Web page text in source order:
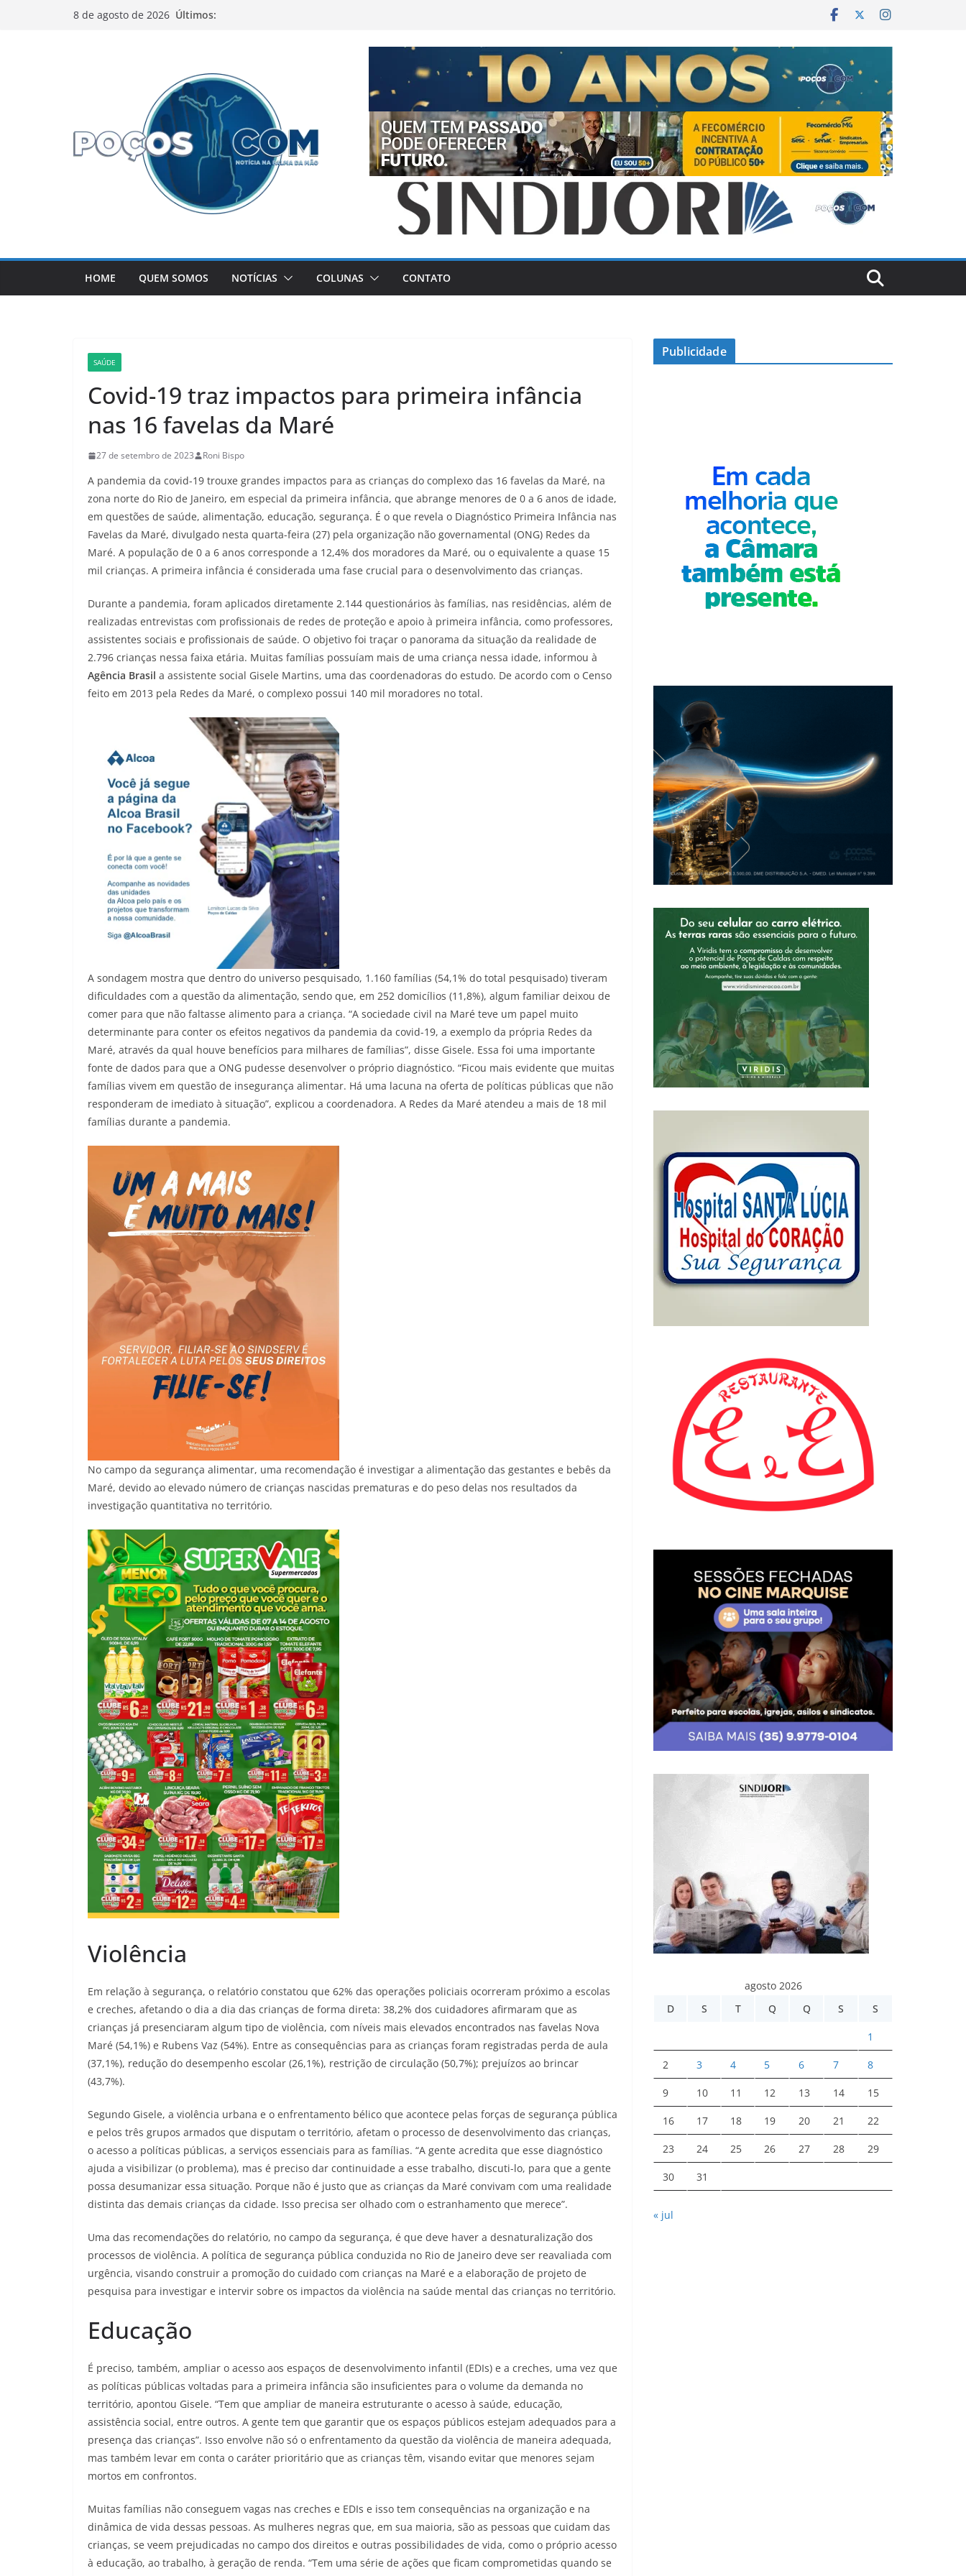
8 de agosto de 2026 Últimos:
HOME QUEM SOMOS NOTÍCIAS COLUNAS CONTATO
SAÚDE
Covid-19 traz impactos para primeira infância
nas 16 favelas da Maré
27 de setembro de 2023 Roni Bispo
A pandemia da covid-19 trouxe grandes impactos para as crianças do complexo das 16 favelas da Maré, na
zona norte do Rio de Janeiro, em especial da primeira infância, que abrange menores de 0 a 6 anos de idade,
em questões de saúde, alimentação, educação, segurança. É o que revela o Diagnóstico Primeira Infância nas
Favelas da Maré, divulgado nesta quarta-feira (27) pela organização não governamental (ONG) Redes da
Maré. A população de 0 a 6 anos corresponde a 12,4% dos moradores da Maré, ou o equivalente a quase 15
mil crianças. A primeira infância é considerada uma fase crucial para o desenvolvimento das crianças.
Durante a pandemia, foram aplicados diretamente 2.144 questionários às famílias, nas residências, além de
realizadas entrevistas com profissionais de redes de proteção e apoio à primeira infância, como professores,
assistentes sociais e profissionais de saúde. O objetivo foi traçar o panorama da situação da realidade de
2.796 crianças nessa faixa etária. Muitas famílias possuíam mais de uma criança nessa idade, informou à
Agência Brasil a assistente social Gisele Martins, uma das coordenadoras do estudo. De acordo com o Censo
feito em 2013 pela Redes da Maré, o complexo possui 140 mil moradores no total.
A sondagem mostra que dentro do universo pesquisado, 1.160 famílias (54,1% do total pesquisado) tiveram
dificuldades com a questão da alimentação, sendo que, em 252 domicílios (11,8%), algum familiar deixou de
comer para que não faltasse alimento para a criança. “A sociedade civil na Maré teve um papel muito
determinante para conter os efeitos negativos da pandemia da covid-19, a exemplo da própria Redes da
Maré, através da qual houve benefícios para milhares de famílias”, disse Gisele. Essa foi uma importante
fonte de dados para que a ONG pudesse desenvolver o próprio diagnóstico. “Ficou mais evidente que muitas
famílias vivem em questão de insegurança alimentar. Há uma lacuna na oferta de políticas públicas que não
responderam de imediato à situação”, explicou a coordenadora. A Redes da Maré atendeu a mais de 18 mil
famílias durante a pandemia.
No campo da segurança alimentar, uma recomendação é investigar a alimentação das gestantes e bebês da
Maré, devido ao elevado número de crianças nascidas prematuras e do peso delas nos resultados da
investigação quantitativa no território.
Violência
Em relação à segurança, o relatório constatou que 62% das operações policiais ocorreram próximo a escolas
e creches, afetando o dia a dia das crianças de forma direta: 38,2% dos cuidadores afirmaram que as
crianças já presenciaram algum tipo de violência, com níveis mais elevados encontrados nas favelas Nova
Maré (54,1%) e Rubens Vaz (54%). Entre as consequências para as crianças foram registradas perda de aula
(37,1%), redução do desempenho escolar (26,1%), restrição de circulação (50,7%); prejuízos ao brincar
(43,7%).
Segundo Gisele, a violência urbana e o enfrentamento bélico que acontece pelas forças de segurança pública
e pelos três grupos armados que disputam o território, afetam o processo de desenvolvimento das crianças,
o acesso a políticas públicas, a serviços essenciais para as famílias. “A gente acredita que esse diagnóstico
ajuda a visibilizar (o problema), mas é preciso dar continuidade a esse trabalho, discuti-lo, para que a gente
possa desumanizar essa situação. Porque não é justo que as crianças da Maré convivam com uma realidade
distinta das demais crianças da cidade. Isso precisa ser olhado com o estranhamento que merece”.
Uma das recomendações do relatório, no campo da segurança, é que deve haver a desnaturalização dos
processos de violência. A política de segurança pública conduzida no Rio de Janeiro deve ser reavaliada com
urgência, visando construir a promoção do cuidado com crianças na Maré e a elaboração de projeto de
pesquisa para investigar e intervir sobre os impactos da violência na saúde mental das crianças no território.
Educação
É preciso, também, ampliar o acesso aos espaços de desenvolvimento infantil (EDIs) e a creches, uma vez que
as políticas públicas voltadas para a primeira infância são insuficientes para o volume da demanda no
território, apontou Gisele. “Tem que ampliar de maneira estruturante o acesso à saúde, educação,
assistência social, entre outros. A gente tem que garantir que os espaços públicos estejam adequados para a
presença das crianças”. Isso envolve não só o enfrentamento da questão da violência de maneira adequada,
mas também levar em conta o caráter prioritário que as crianças têm, visando evitar que menores sejam
mortos em confrontos.
Muitas famílias não conseguem vagas nas creches e EDIs e isso tem consequências na organização e na
dinâmica de vida dessas pessoas. As mulheres negras que, em sua maioria, são as pessoas que cuidam das
crianças, se veem prejudicadas no campo dos direitos e outras possibilidades de vida, como o próprio acesso
à educação, ao trabalho, à geração de renda. “Tem uma série de ações que ficam comprometidas quando se
Publicidade
agosto 2026
D
S T Q Q S S
1
2 3 4 5 6 7 8
9 10 11 12 13 14 15
16 17 18 19 20 21 22
23 24 25 26 27 28 29
30 31
« jul